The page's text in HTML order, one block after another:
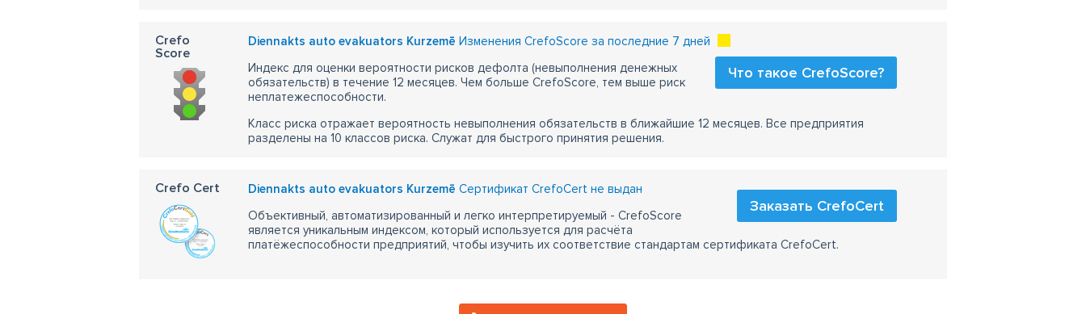
Crefo
Score
Diennakts auto evakuators Kurzemē Изменения CrefoScore за последние 7 дней
Что такое CrefoScore?
Индекс для оценки вероятности рисков дефолта (невыполнения денежных
обязательств) в течение 12 месяцев. Чем больше CrefoScore, тем выше риск
неплатежеспособности.
Класс риска отражает вероятность невыполнения обязательств в ближайшие 12 месяцев. Все предприятия
разделены на 10 классов риска. Служат для быстрого принятия решения.
Crefo Cert Diennakts auto evakuators Kurzemē Сертификат CrefoCert не выдан
Заказать CrefoCert
Объективный, автоматизированный и легко интерпретируемый - CrefoScore
является уникальным индексом, который используется для расчёта
платёжеспособности предприятий, чтобы изучить их соответствие стандартам сертификата CrefoCert.